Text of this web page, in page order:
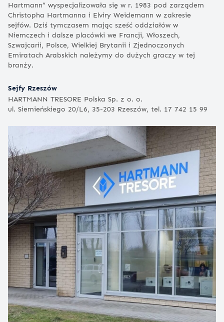
Hartmann” wyspecjalizowała się w r. 1983 pod zarządem
Christopha Hartmanna i Elviry Weidemann w zakresie
sejfów. Dziś tymczasem mając sześć oddziałów w
Niemczech i dalsze placówki we Francji, Włoszech,
Szwajcarii, Polsce, Wielkiej Brytanii i Zjednoczonych
Emiratach Arabskich należymy do dużych graczy w tej
branży.
Sejfy Rzeszów
HARTMANN TRESORE Polska Sp. z o. o.
ul. Siemieńskiego 20/L6, 35-203 Rzeszów, tel. 17 742 15 99